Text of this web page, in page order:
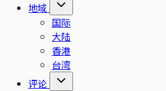
地域
国际
大陆
香港
台湾
评论